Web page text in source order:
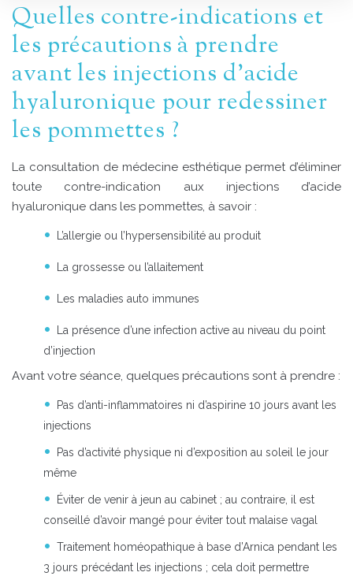
Résultats
Tarifs
Quelles contre-indications et
les précautions à prendre
avant les injections d’acide
hyaluronique pour redessiner
les pommettes ?
La consultation de médecine esthétique permet d’éliminer
toute contre-indication aux injections d’acide
hyaluronique dans les pommettes, à savoir :
L’allergie ou l’hypersensibilité au produit
La grossesse ou l’allaitement
Les maladies auto immunes
La présence d’une infection active au niveau du point
d’injection
Avant votre séance, quelques précautions sont à prendre :
Pas d’anti-inflammatoires ni d’aspirine 10 jours avant les
injections
Pas d’activité physique ni d’exposition au soleil le jour
même
Éviter de venir à jeun au cabinet ; au contraire, il est
conseillé d’avoir mangé pour éviter tout malaise vagal
Traitement homéopathique à base d’Arnica pendant les
3 jours précédant les injections ; cela doit permettre